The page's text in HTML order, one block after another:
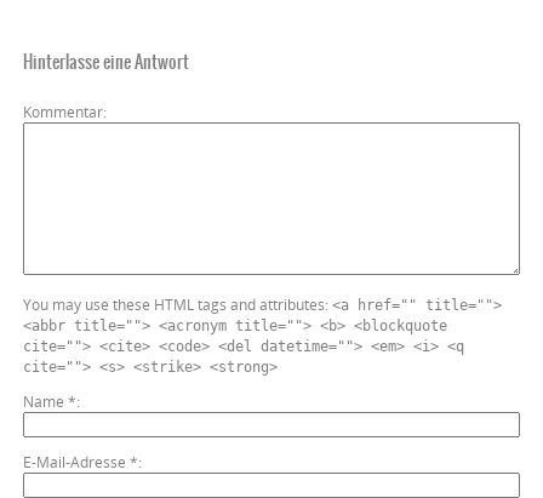
Hinterlasse eine Antwort
Kommentar
You may use these HTML tags and attributes: <a href="" title="">
<abbr title=""> <acronym title=""> <b> <blockquote
cite=""> <cite> <code> <del datetime=""> <em> <i> <q
cite=""> <s> <strike> <strong>
Name *
E-Mail-Adresse *